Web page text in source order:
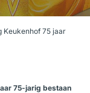
Keukenhof 75 jaar
75-jarig bestaan